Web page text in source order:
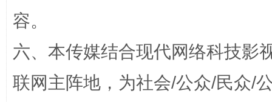
容。
六、本传媒结合现代网络科技影
联网主阵地，为社会/公众/民众/